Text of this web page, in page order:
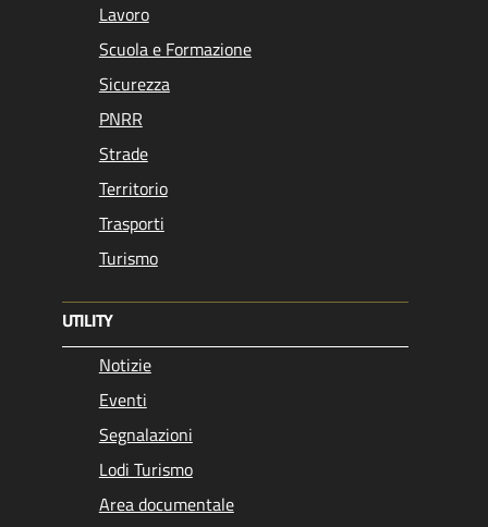
Lavoro
Scuola e Formazione
Sicurezza
PNRR
Strade
Territorio
Trasporti
Turismo
UTILITY
Notizie
Eventi
Segnalazioni
Lodi Turismo
Area documentale